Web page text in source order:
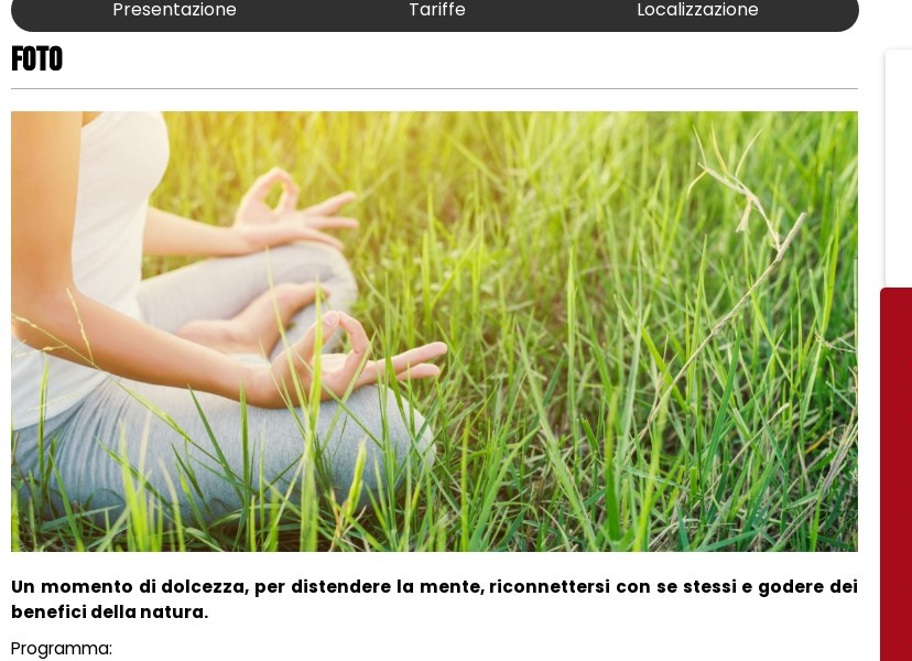
Presentazione Tariffe Localizzazione
Foto
Foto
Un momento di dolcezza, per distendere la mente, riconnettersi con se stessi e godere dei
benefici della natura.
Programma: